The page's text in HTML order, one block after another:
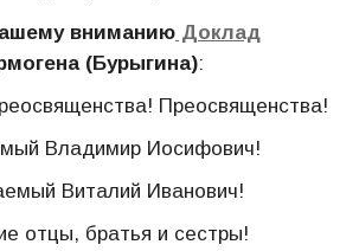
вниманию Доклад
(Бурыгина):
Преосвященства!
Владимир Иосифович!
Виталий Иванович!
отцы, братья и сестры!